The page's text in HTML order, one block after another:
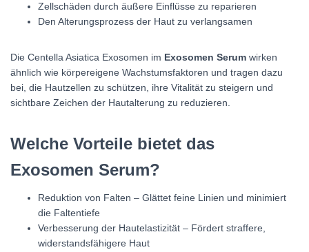
Zellschäden durch äußere Einflüsse zu reparieren
Den Alterungsprozess der Haut zu verlangsamen
Die Centella Asiatica Exosomen im Exosomen Serum wirken
ähnlich wie körpereigene Wachstumsfaktoren und tragen dazu
bei, die Hautzellen zu schützen, ihre Vitalität zu steigern und
sichtbare Zeichen der Hautalterung zu reduzieren.
Welche Vorteile bietet das
Exosomen Serum?
Reduktion von Falten – Glättet feine Linien und minimiert
die Faltentiefe
Verbesserung der Hautelastizität – Fördert straffere,
widerstandsfähigere Haut